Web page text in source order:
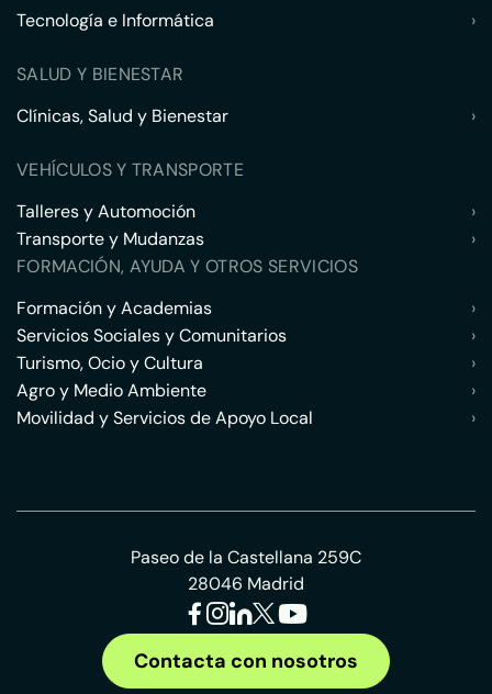
Tecnología e Informática
›
SALUD Y BIENESTAR
Clínicas, Salud y Bienestar
›
VEHÍCULOS Y TRANSPORTE
Talleres y Automoción
›
Transporte y Mudanzas
›
FORMACIÓN, AYUDA Y OTROS SERVICIOS
Formación y Academias
›
Servicios Sociales y Comunitarios
›
Turismo, Ocio y Cultura
›
Agro y Medio Ambiente
›
Movilidad y Servicios de Apoyo Local
›
Paseo de la Castellana 259C
28046 Madrid
Contacta con nosotros